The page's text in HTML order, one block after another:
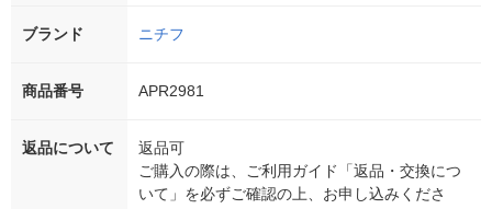
ブランド ニチフ
商品番号 APR2981
返品について
返品可
ご購入の際は、ご利用ガイド「返品・交換につ
いて」を必ずご確認の上、お申し込みくださ